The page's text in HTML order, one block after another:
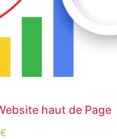
haut de Page
€